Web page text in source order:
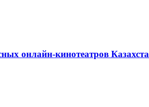
онлайн-кинотеатров